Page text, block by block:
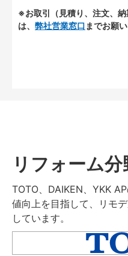
※お取引（見積り、注文、
は、 弊社営業窓口 までお願
リフォーム
TOTO、DAIKEN、YKK
値向上を目指して、リモ
しています。